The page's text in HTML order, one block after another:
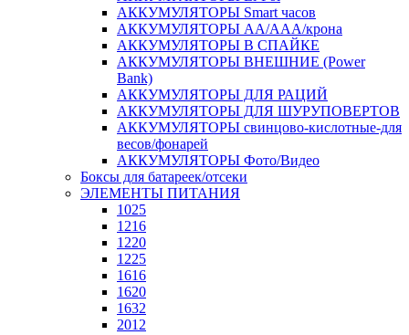
АККУМУЛЯТОРЫ Smart часов
АККУМУЛЯТОРЫ АА/ААА/крона
АККУМУЛЯТОРЫ В СПАЙКЕ
АККУМУЛЯТОРЫ ВНЕШНИЕ (Power
Bank)
АККУМУЛЯТОРЫ ДЛЯ РАЦИЙ
АККУМУЛЯТОРЫ ДЛЯ ШУРУПОВЕРТОВ
АККУМУЛЯТОРЫ свинцово-кислотные-для
весов/фонарей
АККУМУЛЯТОРЫ Фото/Видео
Боксы для батареек/отсеки
ЭЛЕМЕНТЫ ПИТАНИЯ
1025
1216
1220
1225
1616
1620
1632
2012